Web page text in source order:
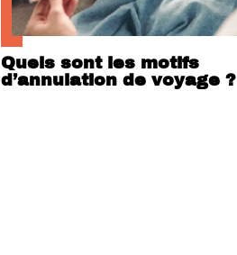
Quels sont les motifs
d’annulation de voyage ?